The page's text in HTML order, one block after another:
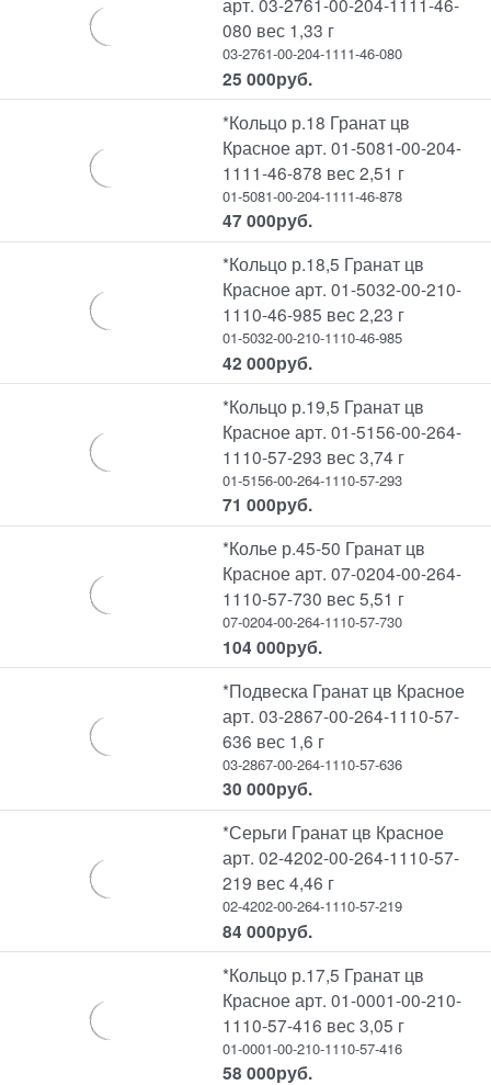
080 вес 1,33 г
03-2761-00-204-1111-46-080
25 000руб.
*Кольцо р.18 Гранат цв
Красное арт. 01-5081-00-204-
1111-46-878 вес 2,51 г
01-5081-00-204-1111-46-878
47 000руб.
*Кольцо р.18,5 Гранат цв
Красное арт. 01-5032-00-210-
1110-46-985 вес 2,23 г
01-5032-00-210-1110-46-985
42 000руб.
*Кольцо р.19,5 Гранат цв
Красное арт. 01-5156-00-264-
1110-57-293 вес 3,74 г
01-5156-00-264-1110-57-293
71 000руб.
*Колье р.45-50 Гранат цв
Красное арт. 07-0204-00-264-
1110-57-730 вес 5,51 г
07-0204-00-264-1110-57-730
104 000руб.
*Подвеска Гранат цв Красное
арт. 03-2867-00-264-1110-57-
636 вес 1,6 г
03-2867-00-264-1110-57-636
30 000руб.
*Серьги Гранат цв Красное
арт. 02-4202-00-264-1110-57-
219 вес 4,46 г
02-4202-00-264-1110-57-219
84 000руб.
*Кольцо р.17,5 Гранат цв
Красное арт. 01-0001-00-210-
1110-57-416 вес 3,05 г
01-0001-00-210-1110-57-416
58 000руб.